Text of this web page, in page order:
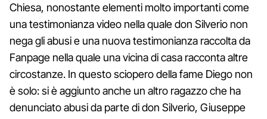
Chiesa, nonostante elementi molto importanti come
una testimonianza video nella quale don Silverio non
nega gli abusi e una nuova testimonianza raccolta da
Fanpage nella quale una vicina di casa racconta altre
circostanze. In questo sciopero della fame Diego non
è solo: si è aggiunto anche un altro ragazzo che ha
denunciato abusi da parte di don Silverio, Giuseppe